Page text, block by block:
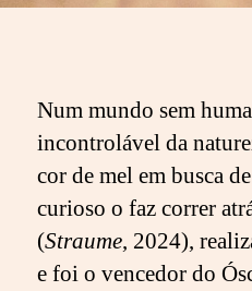
Num mundo sem
incontrolável da
cor de mel em busca
curioso o faz correr
(Straume, 2024),
e foi o vencedor do